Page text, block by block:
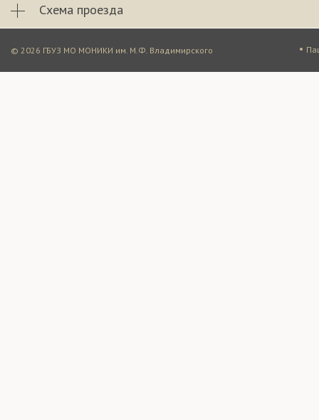
Схема проезда
© 2026 ГБУЗ МО МОНИКИ им. М.Ф. Владимирского •